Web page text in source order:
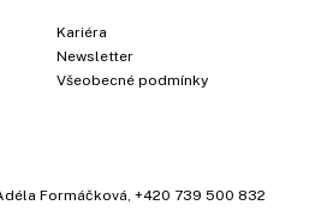
Kariéra
Newsletter
Všeobecné podmínky
Formáčková +420 739 500 832